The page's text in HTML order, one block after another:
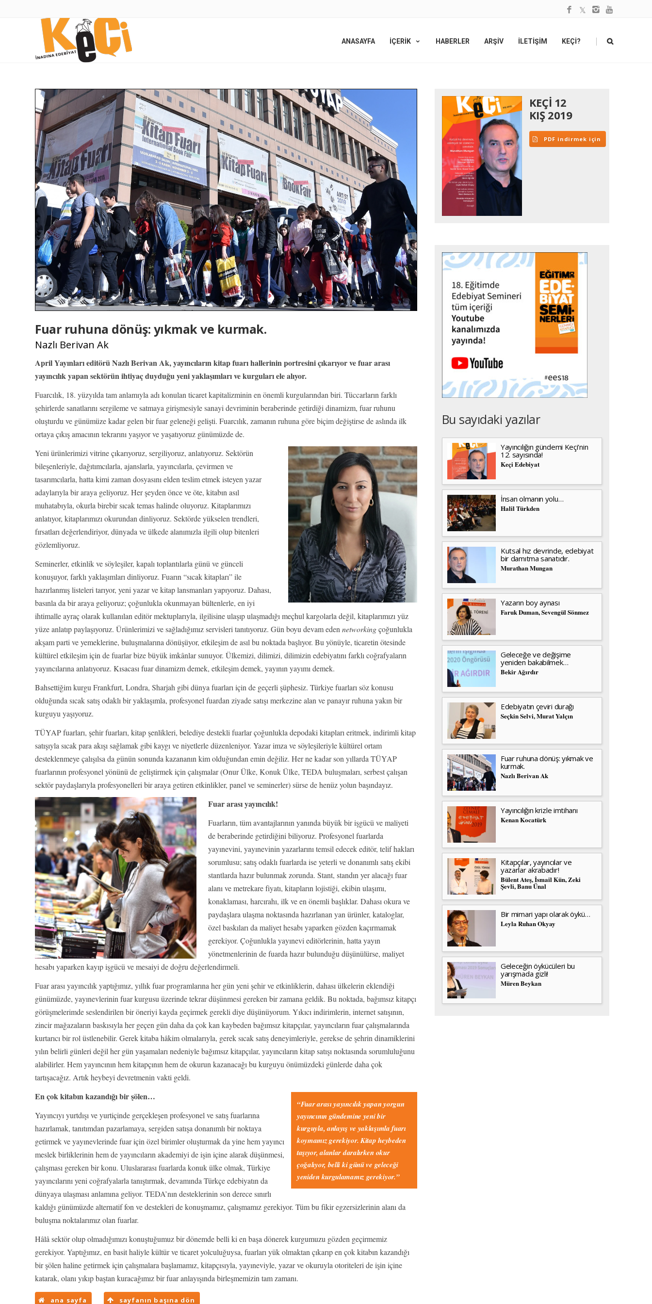
ANASAYFA İÇERİK HABERLER ARŞİV İLETİŞİM KEÇİ? |
Fuar ruhuna dönüş: yıkmak ve kurmak.
Nazlı Berivan Ak
April Yayınları editörü Nazlı Berivan Ak, yayıncıların kitap fuarı hallerinin portresini çıkarıyor ve fuar arası
yayıncılık yapan sektörün ihtiyaç duyduğu yeni yaklaşımları ve kurguları ele alıyor.
Fuarcılık, 18. yüzyılda tam anlamıyla adı konulan ticaret kapitalizminin en önemli kurgularından biri. Tüccarların farklı
şehirlerde sanatlarını sergileme ve satmaya girişmesiyle sanayi devriminin beraberinde getirdiği dinamizm, fuar ruhunu
oluşturdu ve günümüze kadar gelen bir fuar geleneği gelişti. Fuarcılık, zamanın ruhuna göre biçim değiştirse de aslında ilk
ortaya çıkış amacının tekrarını yaşıyor ve yaşatıyoruz günümüzde de.
Yeni ürünlerimizi vitrine çıkarıyoruz, sergiliyoruz, anlatıyoruz. Sektörün
bileşenleriyle, dağıtımcılarla, ajanslarla, yayıncılarla, çevirmen ve
tasarımcılarla, hatta kimi zaman dosyasını elden teslim etmek isteyen yazar
adaylarıyla bir araya geliyoruz. Her şeyden önce ve öte, kitabın asıl
muhatabıyla, okurla birebir sıcak temas halinde oluyoruz. Kitaplarımızı
anlatıyor, kitaplarımızı okurundan dinliyoruz. Sektörde yükselen trendleri,
fırsatları değerlendiriyor, dünyada ve ülkede alanımızla ilgili olup bitenleri
gözlemliyoruz.
Seminerler, etkinlik ve söyleşiler, kapalı toplantılarla günü ve günceli
konuşuyor, farklı yaklaşımları dinliyoruz. Fuarın “sıcak kitapları” ile
hazırlanmış listeleri tarıyor, yeni yazar ve kitap lansmanları yapıyoruz. Dahası,
basınla da bir araya geliyoruz; çoğunlukla okunmayan bültenlerle, en iyi
ihtimalle ayraç olarak kullanılan editör mektuplarıyla, ilgilisine ulaşıp ulaşmadığı meçhul kargolarla değil, kitaplarımızı yüz
yüze anlatıp paylaşıyoruz. Ürünlerimizi ve sağladığımız servisleri tanıtıyoruz. Gün boyu devam eden networkingçoğunlukla
akşam parti ve yemeklerine, buluşmalarına dönüşüyor, etkileşim de asıl bu noktada başlıyor. Bu yönüyle, ticaretin ötesinde
kültürel etkileşim için de fuarlar bize büyük imkânlar sunuyor. Ülkemizi, dilimizi, dilimizin edebiyatını farklı coğrafyaların
yayıncılarına anlatıyoruz. Kısacası fuar dinamizm demek, etkileşim demek, yayının yayımı demek.
Bahsettiğim kurgu Frankfurt, Londra, Sharjah gibi dünya fuarları için de geçerli şüphesiz. Türkiye fuarları söz konusu
olduğunda sıcak satış odaklı bir yaklaşımla, profesyonel fuardan ziyade satışı merkezine alan ve panayır ruhuna yakın bir
kurguyu yaşıyoruz.
TÜYAP fuarları, şehir fuarları, kitap şenlikleri, belediye destekli fuarlar çoğunlukla depodaki kitapları eritmek, indirimli kitap
satışıyla sıcak para akışı sağlamak gibi kaygı ve niyetlerle düzenleniyor. Yazar imza ve söyleşileriyle kültürel ortam
desteklenmeye çalışılsa da günün sonunda kazananın kim olduğundan emin değiliz. Her ne kadar son yıllarda TÜYAP
fuarlarının profesyonel yönünü de geliştirmek için çalışmalar (Onur Ülke, Konuk Ülke, TEDA buluşmaları, serbest çalışan
sektör paydaşlarıyla profesyonelleri bir araya getiren etkinlikler, panel ve seminerler) sürse de henüz yolun başındayız.
Fuar arası yayıncılık!
Fuarların, tüm avantajlarının yanında büyük bir işgücü ve maliyeti
de beraberinde getirdiğini biliyoruz. Profesyonel fuarlarda
yayınevini, yayınevinin yazarlarını temsil edecek editör, telif hakları
sorumlusu; satış odaklı fuarlarda ise yeterli ve donanımlı satış ekibi
stantlarda hazır bulunmak zorunda. Stant, standın yer alacağı fuar
alanı ve metrekare fiyatı, kitapların lojistiği, ekibin ulaşımı,
konaklaması, harcırahı, ilk ve en önemli başlıklar. Dahası okura ve
paydaşlara ulaşma noktasında hazırlanan yan ürünler, kataloglar,
özel baskıları da maliyet hesabı yaparken gözden kaçırmamak
gerekiyor. Çoğunlukla yayınevi editörlerinin, hatta yayın
yönetmenlerinin de fuarda hazır bulunduğu düşünülürse, maliyet
hesabı yaparken kayıp işgücü ve mesaiyi de doğru değerlendirmeli.
Fuar arası yayıncılık yaptığımız, yıllık fuar programlarına her gün yeni şehir ve etkinliklerin, dahası ülkelerin eklendiği
günümüzde, yayınevlerinin fuar kurgusu üzerinde tekrar düşünmesi gereken bir zamana geldik. Bu noktada, bağımsız kitapçı
görüşmelerimde seslendirilen bir öneriyi kayda geçirmek gerekli diye düşünüyorum. Yıkıcı indirimlerin, internet satışının,
zincir mağazaların baskısıyla her geçen gün daha da çok kan kaybeden bağımsız kitapçılar, yayıncıların fuar çalışmalarında
kurtarıcı bir rol üstlenebilir. Gerek kitaba hâkim olmalarıyla, gerek sıcak satış deneyimleriyle, gerekse de şehrin dinamiklerini
yılın belirli günleri değil her gün yaşamaları nedeniyle bağımsız kitapçılar, yayıncıların kitap satışı noktasında sorumluluğunu
alabilirler. Hem yayıncının hem kitapçının hem de okurun kazanacağı bu kurguyu önümüzdeki günlerde daha çok
tartışacağız. Artık heybeyi devretmenin vakti geldi.
“Fuar arası yayıncılık yapan yorgun
yayıncının gündemine yeni bir
kurguyla, anlayış ve yaklaşımla fuarı
koymamız gerekiyor. Kitap heybeden
taşıyor, alanlar daralırken okur
çoğalıyor, belli ki günü ve geleceği
yeniden kurgulamamız gerekiyor.”
En çok kitabın kazandığı bir şölen…
Yayıncıyı yurtdışı ve yurtiçinde gerçekleşen profesyonel ve satış fuarlarına
hazırlamak, tanıtımdan pazarlamaya, sergiden satışa donanımlı bir noktaya
getirmek ve yayınevlerinde fuar için özel birimler oluşturmak da yine hem yayıncı
meslek birliklerinin hem de yayıncıların akademiyi de işin içine alarak düşünmesi,
çalışması gereken bir konu. Uluslararası fuarlarda konuk ülke olmak, Türkiye
yayıncılarını yeni coğrafyalarla tanıştırmak, devamında Türkçe edebiyatın da
dünyaya ulaşması anlamına geliyor. TEDA’nın desteklerinin son derece sınırlı
kaldığı günümüzde alternatif fon ve destekleri de konuşmamız, çalışmamız gerekiyor. Tüm bu fikir egzersizlerinin alanı da
buluşma noktalarımız olan fuarlar.
Hâlâ sektör olup olmadığımızı konuştuğumuz bir dönemde belli ki en başa dönerek kurgumuzu gözden geçirmemiz
gerekiyor. Yaptığımız, en basit haliyle kültür ve ticaret yolculuğuysa, fuarları yük olmaktan çıkarıp en çok kitabın kazandığı
bir şölen haline getirmek için çalışmalara başlamamız, kitapçısıyla, yayıneviyle, yazar ve okuruyla otoriteleri de işin içine
katarak, olanı yıkıp baştan kuracağımız bir fuar anlayışında birleşmemizin tam zamanı.
ana sayfa sayfanın başına dön
KEÇİ 12
KIŞ 2019
PDF indirmek için
Bu sayıdaki yazılar
Yayıncılığın gündemi Keçi’nin
12. sayısında!
Keçi Edebiyat
İnsan olmanın yolu…
Halil Türkden
Kutsal hız devrinde, edebiyat
bir damıtma sanatıdır.
Murathan Mungan
Yazarın boy aynası
Faruk Duman, Sevengül Sönmez
Geleceğe ve değişime
yeniden bakabilmek…
Bekir Ağırdır
Edebiyatın çeviri durağı
Seçkin Selvi, Murat Yalçın
Fuar ruhuna dönüş: yıkmak ve
kurmak.
Nazlı Berivan Ak
Yayıncılığın krizle imtihanı
Kenan Kocatürk
Kitapçılar, yayıncılar ve
yazarlar akrabadır!
Bülent Ateş, İsmail Kün, Zeki
Şevli, Banu Ünal
Bir mimari yapı olarak öykü…
Leyla Ruhan Okyay
Geleceğin öykücüleri bu
yarışmada gizli!
Müren Beykan